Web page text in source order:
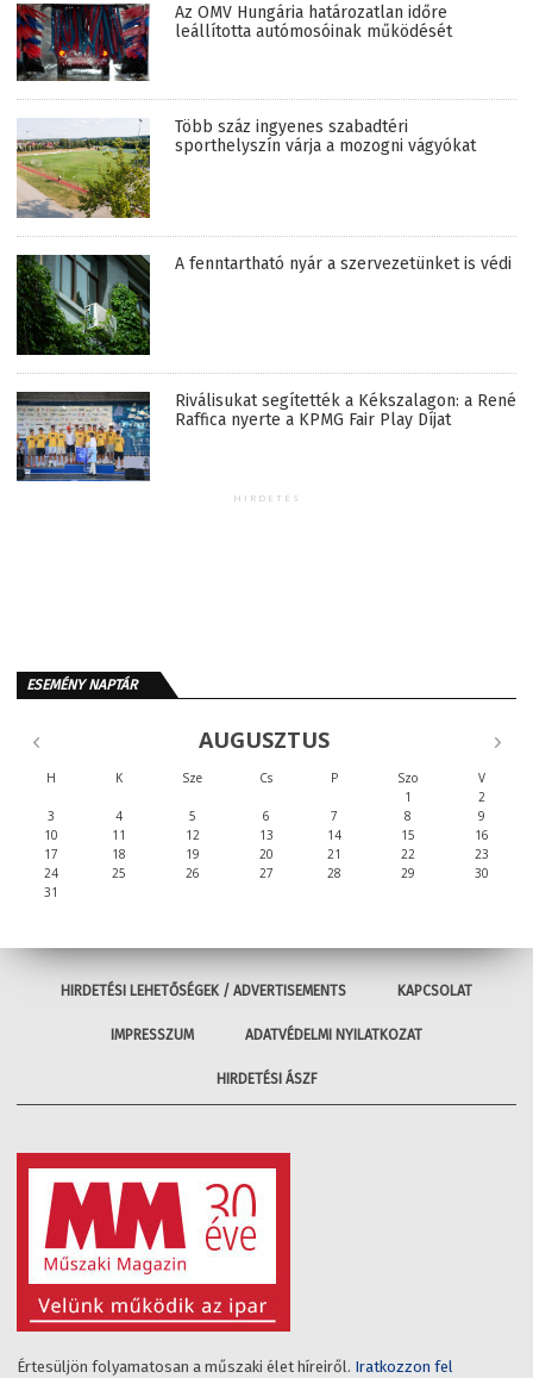
Az OMV Hungária határozatlan időre
leállította autómosóinak működését
Több száz ingyenes szabadtéri
sporthelyszín várja a mozogni vágyókat
A fenntartható nyár a szervezetünket is védi
Riválisukat segítették a Kékszalagon: a René
Raffica nyerte a KPMG Fair Play Díjat
HIRDETÉS
ESEMÉNY NAPTÁR
AUGUSZTUS
H K Sze Cs P Szo
V
1
2
3
4 5 6 7 8
9
10
11 12 13 14 15
16
17
18 19 20 21 22
23
24
25 26 27 28 29
30
31
HIRDETÉSI LEHETŐSÉGEK / ADVERTISEMENTS KAPCSOLAT
IMPRESSZUM ADATVÉDELMI NYILATKOZAT
HIRDETÉSI ÁSZF
Értesüljön folyamatosan a műszaki élet híreiről. Iratkozzon fel